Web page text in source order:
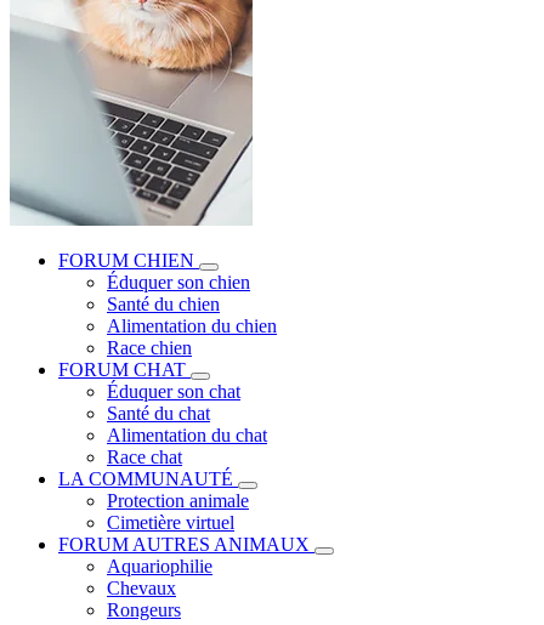
FORUM CHIEN
Éduquer son chien
Santé du chien
Alimentation du chien
Race chien
FORUM CHAT
Éduquer son chat
Santé du chat
Alimentation du chat
Race chat
LA COMMUNAUTÉ
Protection animale
Cimetière virtuel
FORUM AUTRES ANIMAUX
Aquariophilie
Chevaux
Rongeurs